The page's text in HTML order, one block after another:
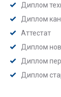
Диплом
Диплом
Аттестат
Диплом
Диплом
Диплом